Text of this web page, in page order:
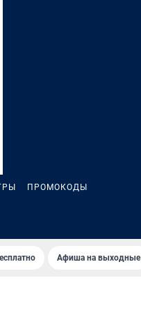
ПРОМОКОДЫ
Афиша на выходные